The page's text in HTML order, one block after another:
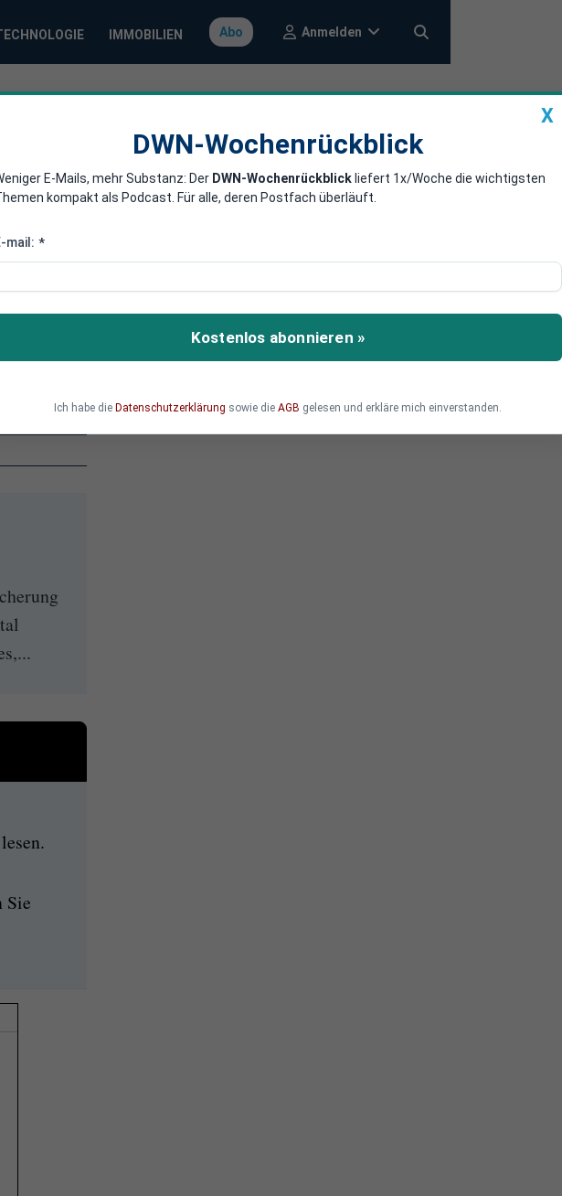
IMMOBILIEN Abo Anmelden
erneuerbaren
und Speicherung erneuerbarer
Sie
X
DWN-Wochenrückblick
E-Mails, mehr Substanz: Der DWN-Wochenrückblick liefert 1x/Woche die wichtigsten
kompakt als Podcast. Für alle, deren Postfach überläuft.
mail: *
Kostenlos abonnieren »
Ich habe die Datenschutzerklärung sowie die AGB gelesen und erkläre mich einverstanden.